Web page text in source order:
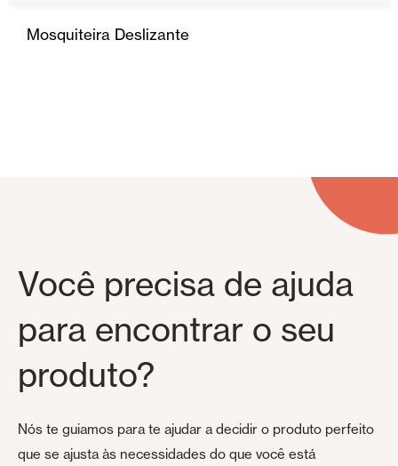
Mosquiteira Deslizante
Você precisa de ajuda
para encontrar o seu
produto?
Nós te guiamos para te ajudar a decidir o produto perfeito
que se ajusta às necessidades do que você está